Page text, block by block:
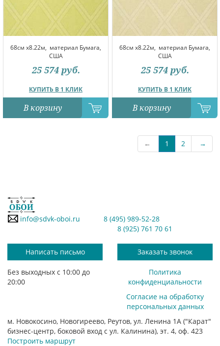
68см x8.22м, материал Бумага,
США
КУПИТЬ В 1 КЛИК
25 574 руб.
В корзину
68см x8.22м, материал Бумага,
США
КУПИТЬ В 1 КЛИК
25 574 руб.
В корзину
← 1 2 →
info@sdvk-oboi.ru
8 (495) 989-52-28
8 (925) 761 70 61
Написать письмо Заказать звонок
Без выходных с 10:00 до
20:00
Политика
конфиденциальности
Согласие на обработку
персональных данных
м. Новокосино, Новогиреево, Реутов, ул. Ленина 1А ("Карат"
бизнес-центр, боковой вход с ул. Калинина), эт. 4, оф. 423
Построить маршрут